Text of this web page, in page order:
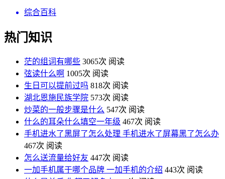
综合百科
热门知识
茫的组词有哪些 3065次 阅读
弦读什么啊 1005次 阅读
生日可以提前过吗 818次 阅读
湖北恩施民族学院 573次 阅读
炒菜的一般步骤是什么 547次 阅读
什么的耳朵什么填空一年级 467次 阅读
手机进水了黑屏了怎么处理 手机进水了屏幕黑了怎么办
467次 阅读
怎么送流量给好友 447次 阅读
一加手机属于哪个品牌 一加手机的介绍 443次 阅读